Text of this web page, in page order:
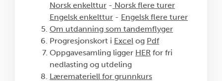
Norsk enkelttur - Norsk flere turer
Engelsk enkelttur - Engelsk flere turer
Om utdanning som tandemflyger
Progresjonskort i Excel og Pdf
Oppgavesamling ligger HER for fri
nedlasting og utdeling
Læremateriell for grunnkurs